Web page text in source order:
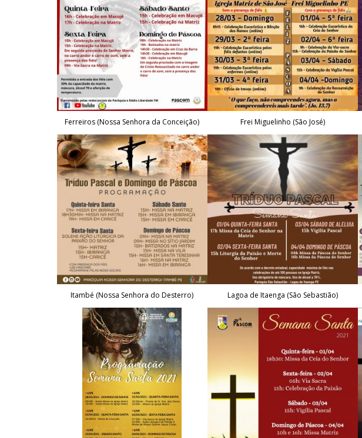
Ferreiros (Nossa Senhora da Conceição) Frei Miguelinho (São José)
Itambé (Nossa Senhora do Desterro) Lagoa de Itaenga (São Sebastião)